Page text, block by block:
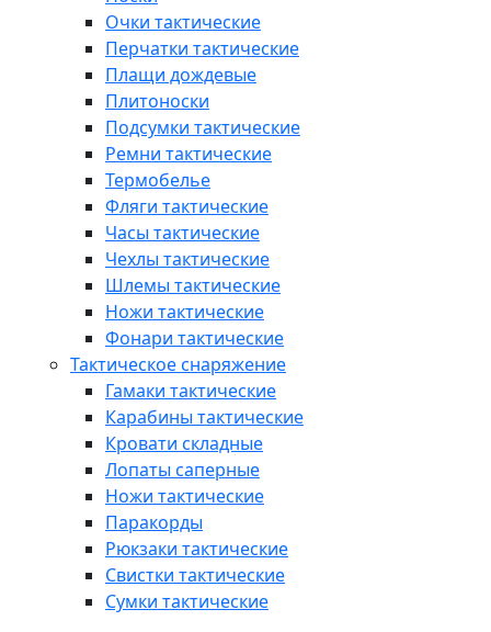
Очки тактические
Перчатки тактические
Плащи дождевые
Плитоноски
Подсумки тактические
Ремни тактические
Термобелье
Фляги тактические
Часы тактические
Чехлы тактические
Шлемы тактические
Ножи тактические
Фонари тактические
Тактическое снаряжение
Гамаки тактические
Карабины тактические
Кровати складные
Лопаты саперные
Ножи тактические
Паракорды
Рюкзаки тактические
Свистки тактические
Сумки тактические